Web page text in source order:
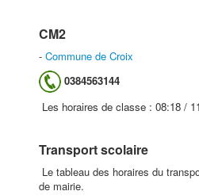
CM2
- Commune de Croix
0384563144
Les horaires de classe : 08:18 /
Transport scolaire
Le tableau des horaires du
de mairie.